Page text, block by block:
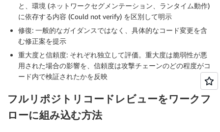
と、環境 (ネットワークセグメンテーション、ランタイム動作)
に依存する内容 (Could not verify) を区別して明示
修復: 一般的なガイダンスではなく、具体的なコード変更を含
む修正案を提示
重大度と信頼度: それぞれ独立して評価。重大度は脆弱性が悪
用された場合の影響を、信頼度は攻撃チェーンのどの程度がコ
ード内で検証されたかを反映
フルリポジトリコードレビューをワークフ
ローに組み込む方法